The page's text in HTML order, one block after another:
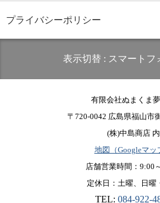
プライバシーポリシー
表示切替 : スマートフ
有限会社ぬまくま
〒720-0042 広島県福山市
(株)中島商店 内
地図（Googleマッ
店舗営業時間：9:00
定休日：土曜、日曜
TEL: 084-922-